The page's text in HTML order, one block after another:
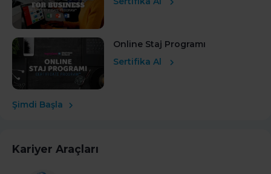
Online Staj Programı
Sertifika Al
Şimdi Başla
Kariyer Araçları